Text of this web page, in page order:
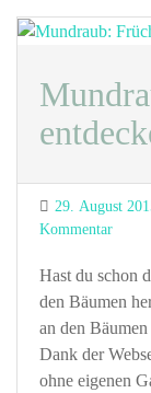
Posted
on
29. August
Kommentarzu
Hast du schon
den Bäumen
an den
Dank der
ohne eigenen